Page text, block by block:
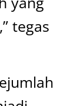
tegas